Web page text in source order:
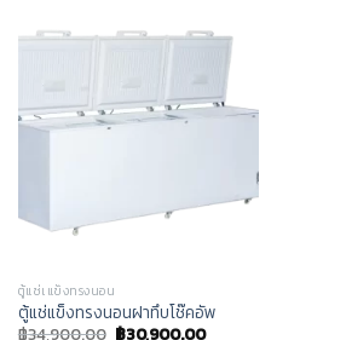
ตู้แช่เแข็งทรงนอน
ตู้แช่แข็งทรงนอนฝาทึบโช๊คอัพ
฿34,900.00 ฿30,900.00